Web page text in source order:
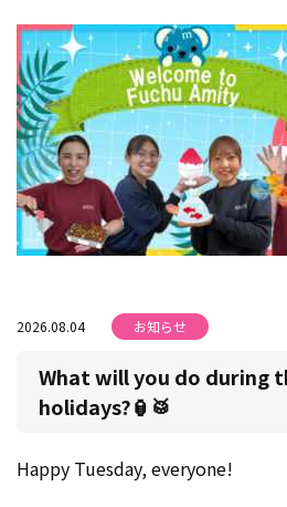
2026.08.04 お知らせ
What will you do during
holidays?🏮🥁
Happy Tuesday, everyone!